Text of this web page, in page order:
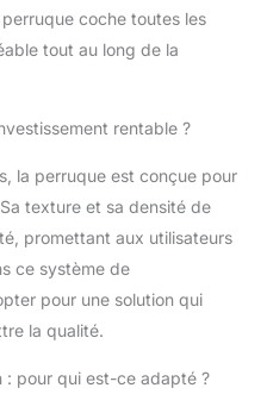
/ 7 "x9" / 8 "x 10",
assez
mais il peut
une taille plus
Si vous préférez
taille plus petite,
devriez la couper
☆ [Picture &
: toutes les
vraie perruque,
coche toutes les
tout au long de la
rentable ?
la perruque est conçue pour
texture et sa densité de
promettant aux utilisateurs
ce système de
pour une solution qui
la qualité.
: pour qui est-ce adapté ?